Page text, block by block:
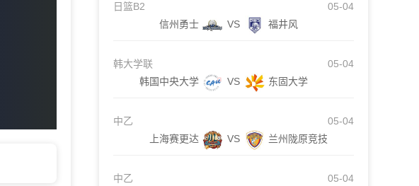
日篮B2
05-04
信州勇士
VS 福井风
韩大学联
05-04
韩国中央大学
VS 东固大学
中乙
05-04
上海赛更达
VS 兰州陇原竞技
中乙
05-04